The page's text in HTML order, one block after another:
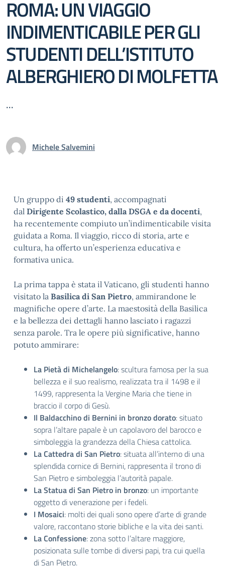
ROMA: UN VIAGGIO
INDIMENTICABILE PER GLI
STUDENTI DELL’ISTITUTO
ALBERGHIERO DI MOLFETTA
...
Michele Salvemini
Un gruppo di 49 studenti, accompagnati
dal Dirigente Scolastico, dalla DSGA e da docenti,
ha recentemente compiuto un’indimenticabile visita
guidata a Roma. Il viaggio, ricco di storia, arte e
cultura, ha offerto un’esperienza educativa e
formativa unica.
La prima tappa è stata il Vaticano, gli studenti hanno
visitato la Basilica di San Pietro, ammirandone le
magnifiche opere d’arte. La maestosità della Basilica
e la bellezza dei dettagli hanno lasciato i ragazzi
senza parole. Tra le opere più significative, hanno
potuto ammirare:
La Pietà di Michelangelo: scultura famosa per la sua
bellezza e il suo realismo, realizzata tra il 1498 e il
1499, rappresenta la Vergine Maria che tiene in
braccio il corpo di Gesù.
Il Baldacchino di Bernini in bronzo dorato: situato
sopra l’altare papale è un capolavoro del barocco e
simboleggia la grandezza della Chiesa cattolica.
La Cattedra di San Pietro: situata all’interno di una
splendida cornice di Bernini, rappresenta il trono di
San Pietro e simboleggia l’autorità papale.
La Statua di San Pietro in bronzo: un importante
oggetto di venerazione per i fedeli.
I Mosaici: molti dei quali sono opere d’arte di grande
valore, raccontano storie bibliche e la vita dei santi.
La Confessione: zona sotto l’altare maggiore,
posizionata sulle tombe di diversi papi, tra cui quella
di San Pietro.